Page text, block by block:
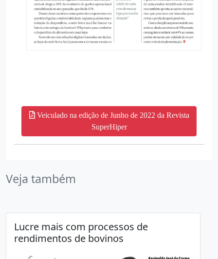
Veiculado na edição de Junho de 2022 da Revista
SuperHiper
Veja também
Lucre mais com processos de
rendimentos de bovinos